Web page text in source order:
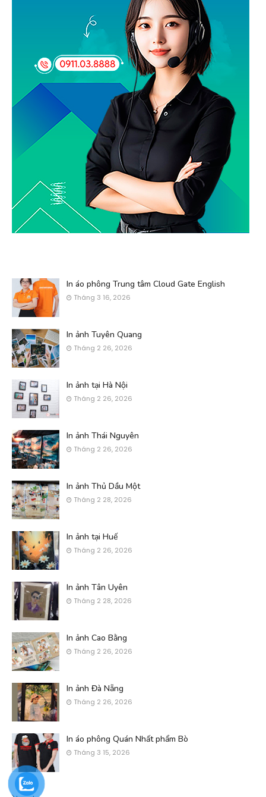
In áo phông Trung tâm Cloud Gate English
Tháng 3 16, 2026
In ảnh Tuyên Quang
Tháng 2 26, 2026
In ảnh tại Hà Nội
Tháng 2 26, 2026
In ảnh Thái Nguyên
Tháng 2 26, 2026
In ảnh Thủ Dầu Một
Tháng 2 28, 2026
In ảnh tại Huế
Tháng 2 26, 2026
In ảnh Tân Uyên
Tháng 2 28, 2026
In ảnh Cao Bằng
Tháng 2 26, 2026
In ảnh Đà Nẵng
Tháng 2 26, 2026
In áo phông Quán Nhất phẩm Bò
Tháng 3 15, 2026